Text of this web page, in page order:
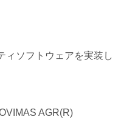
ィソフトウェアを実装し
AGR(R)